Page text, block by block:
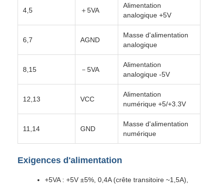
4,5 ＋5VA
Alimentation
analogique +5V
6,7 AGND
Masse d'alimentation
analogique
8,15 －5VA
Alimentation
analogique -5V
12,13 VCC
Alimentation
numérique +5/+3.3V
11,14 GND
Masse d'alimentation
numérique
Exigences d'alimentation
+5VA : +5V ±5%, 0,4A (crête transitoire ~1,5A),